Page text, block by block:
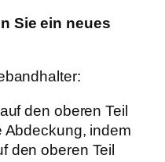
Sie ein neues
den oberen Teil
Abdeckung, indem
den oberen Teil